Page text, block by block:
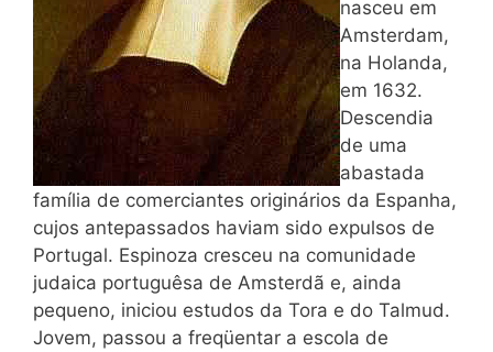
nasceu em
Amsterdam,
na Holanda,
em 1632.
Descendia
de uma
abastada
família de comerciantes originários da Espanha,
cujos antepassados haviam sido expulsos de
Portugal. Espinoza cresceu na comunidade
judaica portuguêsa de Amsterdã e, ainda
pequeno, iniciou estudos da Tora e do Talmud.
Jovem, passou a freqüentar a escola de